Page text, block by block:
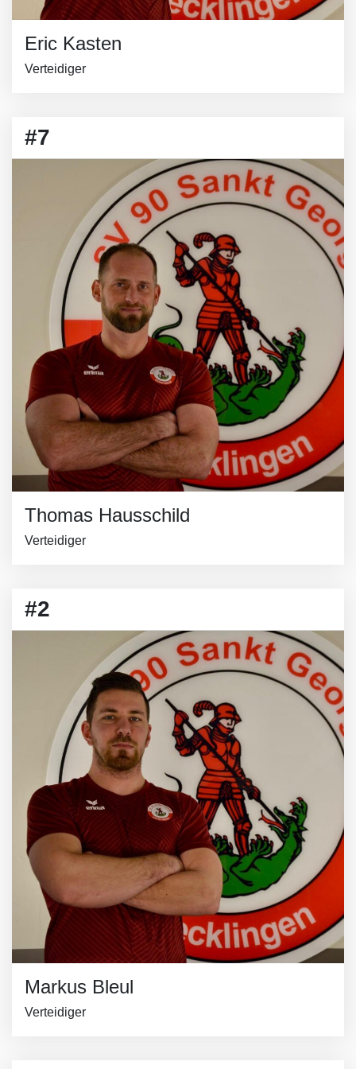
Eric Kasten
Verteidiger
#7
Thomas Hausschild
Verteidiger
#2
Markus Bleul
Verteidiger